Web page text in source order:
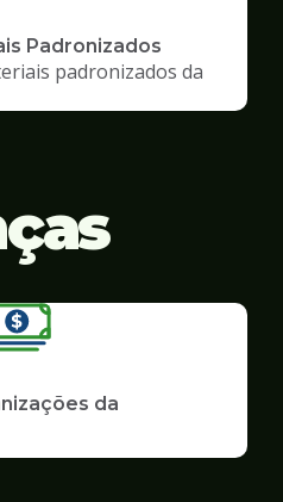
Padronizados
padronizados da
da